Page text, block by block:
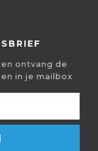
ontvang de
in je mailbox